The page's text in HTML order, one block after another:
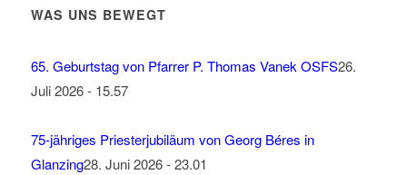
WAS UNS BEWEGT
65. Geburtstag von Pfarrer P. Thomas Vanek OSFS26.
Juli 2026 - 15.57
75-jähriges Priesterjubiläum von Georg Béres in
Glanzing28. Juni 2026 - 23.01